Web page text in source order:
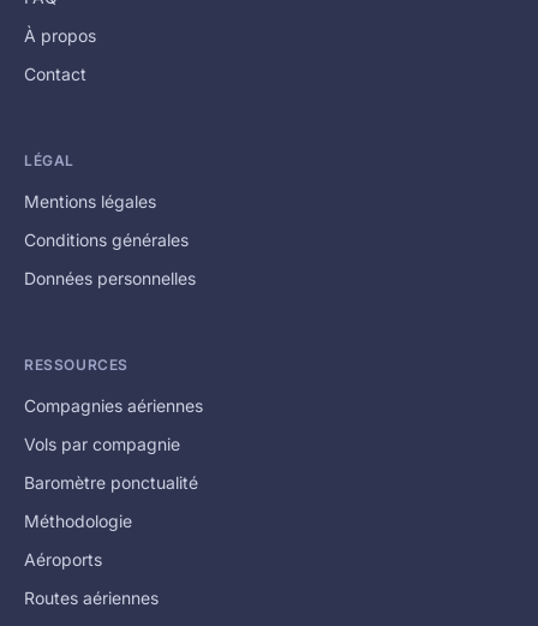
À propos
Contact
LÉGAL
Mentions légales
Conditions générales
Données personnelles
RESSOURCES
Compagnies aériennes
Vols par compagnie
Baromètre ponctualité
Méthodologie
Aéroports
Routes aériennes